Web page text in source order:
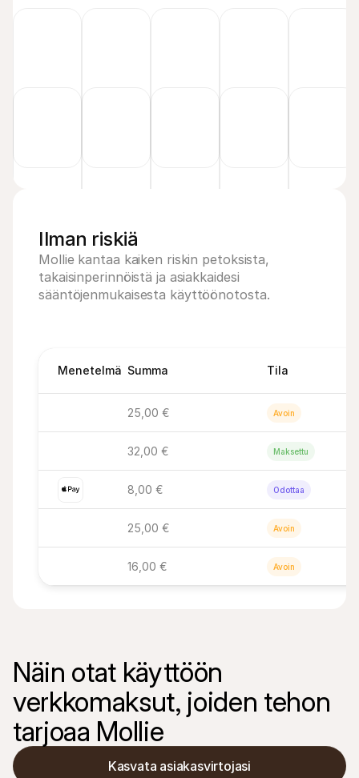
Ilman riskiä
Mollie kantaa kaiken riskin petoksista,
takaisinperinnöistä ja asiakkaidesi
sääntöjenmukaisesta käyttöönotosta.
Menetelmä Summa Tila
25,00 € Avoin
32,00 € Maksettu
8,00 € Odottaa
25,00 € Avoin
16,00 € Avoin
Näin otat käyttöön
verkkomaksut, joiden tehon
tarjoaa Mollie
Kasvata asiakasvirtojasi